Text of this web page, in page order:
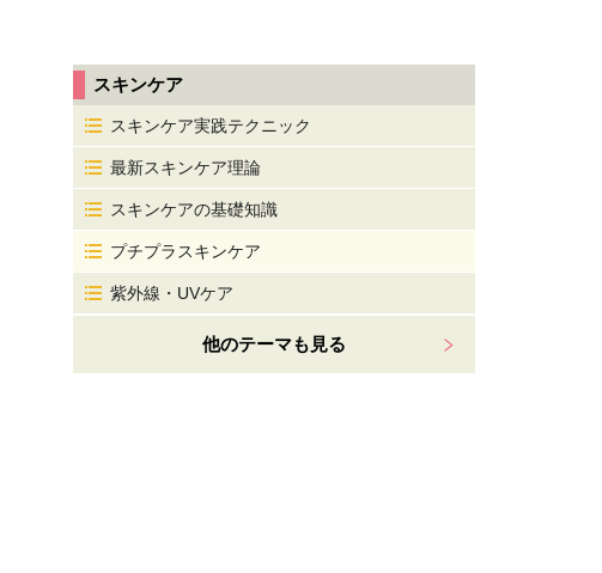
スキンケア
スキンケア実践テクニック
最新スキンケア理論
スキンケアの基礎知識
プチプラスキンケア
紫外線・UVケア
他のテーマも見る